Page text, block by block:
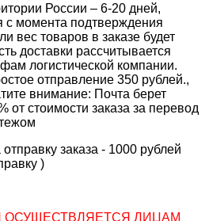
России – 6-20 дней,
с момента подтверждения
вес товаров в заказе будет
доставки рассчитывается
логистической компании.
отправление 350 рублей.,
внимание: Почта берет
от стоимости заказа за перевод
заказа - 1000 рублей
)
ЛИЦАМ